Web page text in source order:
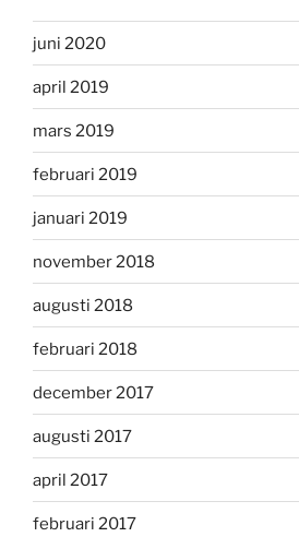
juni 2020
april 2019
mars 2019
februari 2019
januari 2019
november 2018
augusti 2018
februari 2018
december 2017
augusti 2017
april 2017
februari 2017